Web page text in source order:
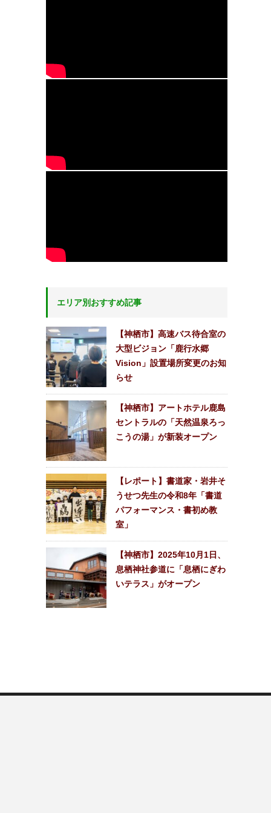
エリア別おすすめ記事
【神栖市】高速バス待合室の
大型ビジョン「鹿行水郷
Vision」設置場所変更のお知
らせ
【神栖市】アートホテル鹿島
セントラルの「天然温泉ろっ
こうの湯」が新装オープン
【レポート】書道家・岩井そ
うせつ先生の令和8年「書道
パフォーマンス・書初め教
室」
【神栖市】2025年10月1日、
息栖神社参道に「息栖にぎわ
いテラス」がオープン